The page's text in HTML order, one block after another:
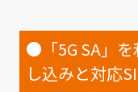
●「5G SA」
し込みと対応